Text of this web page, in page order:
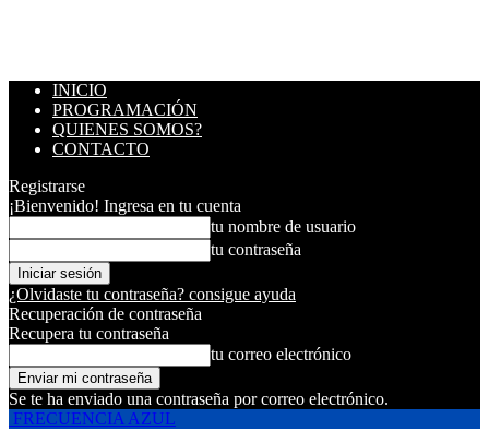
INICIO
PROGRAMACIÓN
QUIENES SOMOS?
CONTACTO
Registrarse
¡Bienvenido! Ingresa en tu cuenta
tu nombre de usuario
tu contraseña
¿Olvidaste tu contraseña? consigue ayuda
Recuperación de contraseña
Recupera tu contraseña
tu correo electrónico
Se te ha enviado una contraseña por correo electrónico.
FRECUENCIA AZUL